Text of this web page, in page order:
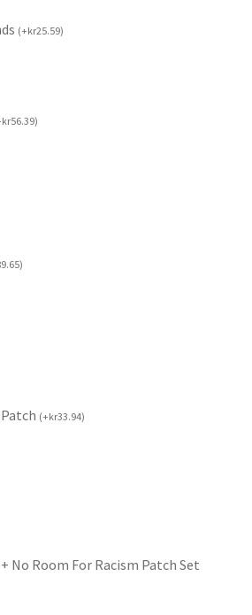
(+kr25.59)
kr56.39)
)
(+kr33.94)
No Room For Racism Patch Set